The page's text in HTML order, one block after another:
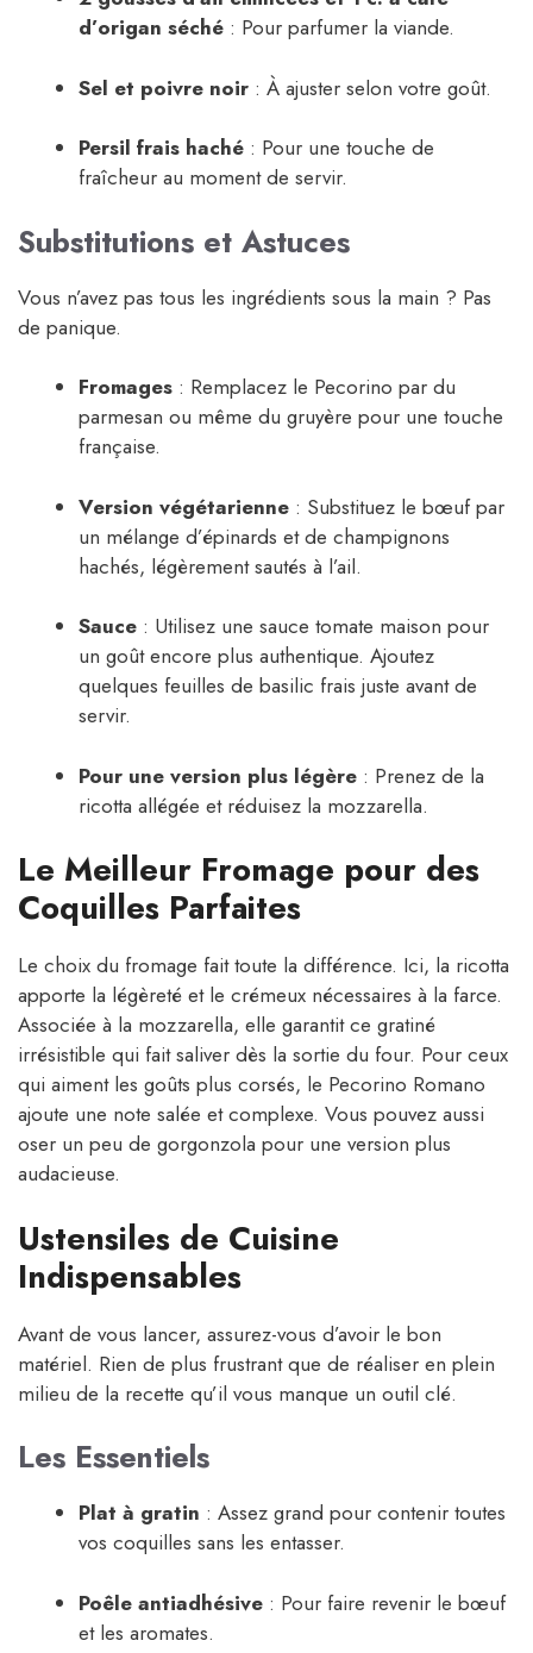
d’origan séché : Pour parfumer la viande.
Sel et poivre noir : À ajuster selon votre goût.
Persil frais haché : Pour une touche de
fraîcheur au moment de servir.
Substitutions et Astuces
Vous n’avez pas tous les ingrédients sous la main ? Pas
de panique.
Fromages : Remplacez le Pecorino par du
parmesan ou même du gruyère pour une touche
française.
Version végétarienne : Substituez le bœuf par
un mélange d’épinards et de champignons
hachés, légèrement sautés à l’ail.
Sauce : Utilisez une sauce tomate maison pour
un goût encore plus authentique. Ajoutez
quelques feuilles de basilic frais juste avant de
servir.
Pour une version plus légère : Prenez de la
ricotta allégée et réduisez la mozzarella.
Le Meilleur Fromage pour des
Coquilles Parfaites
Le choix du fromage fait toute la différence. Ici, la ricotta
apporte la légèreté et le crémeux nécessaires à la farce.
Associée à la mozzarella, elle garantit ce gratiné
irrésistible qui fait saliver dès la sortie du four. Pour ceux
qui aiment les goûts plus corsés, le Pecorino Romano
ajoute une note salée et complexe. Vous pouvez aussi
oser un peu de gorgonzola pour une version plus
audacieuse.
Ustensiles de Cuisine
Indispensables
Avant de vous lancer, assurez-vous d’avoir le bon
matériel. Rien de plus frustrant que de réaliser en plein
milieu de la recette qu’il vous manque un outil clé.
Les Essentiels
Plat à gratin : Assez grand pour contenir toutes
vos coquilles sans les entasser.
Poêle antiadhésive : Pour faire revenir le bœuf
et les aromates.